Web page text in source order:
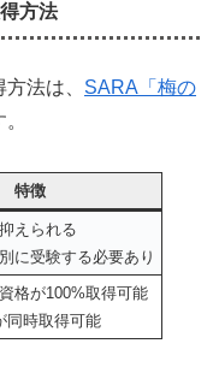
方法
法は、 SARA「梅の
特徴
えられる
に受験する必要あり
格が100%取得可能
同時取得可能